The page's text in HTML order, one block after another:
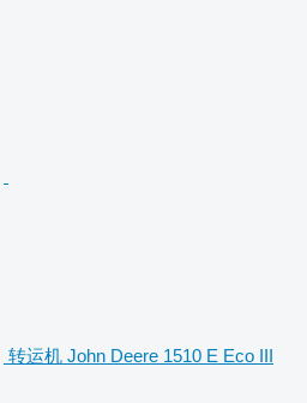
转运机 John Deere 1510 E Eco III